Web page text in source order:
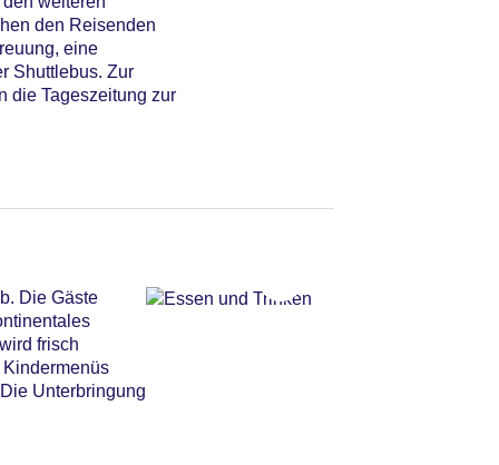
den Reisenden
eine
Shuttlebus. Zur
die Tageszeitung zur
Wasserrutsche
Die Gäste
frisch
Unterbringung